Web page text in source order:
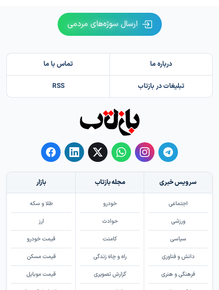
ارسال سوژه‌های مردمی
درباره ما تماس با ما
تبلیغات در بازتاب RSS
سرویس خبری
اجتماعی
ورزشی
سیاسی
دانش و فناوری
فرهنگی و هنری
مجله بازتاب
خودرو
حوادث
کامنت
راه و چاه زندگی
گزارش تصویری
بازار
طلا و سکه
ارز
قیمت خودرو
قیمت مسکن
قیمت موبایل